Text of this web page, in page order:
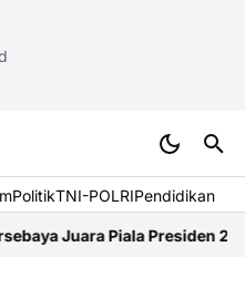
PolitikTNI-POLRIPendidikan
Presiden 2026Festival